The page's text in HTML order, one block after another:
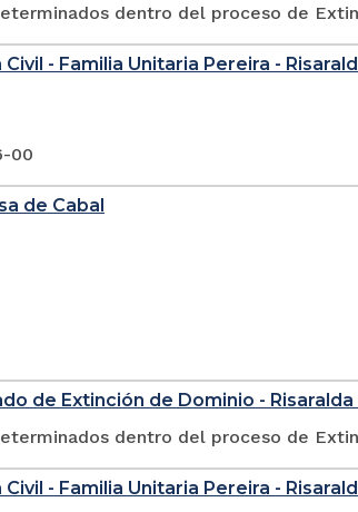
dentro del proceso de
- Familia Unitaria Pereira -
00
de Cabal
de Extinción de Dominio - Risaralda
dentro del proceso de
- Familia Unitaria Pereira -